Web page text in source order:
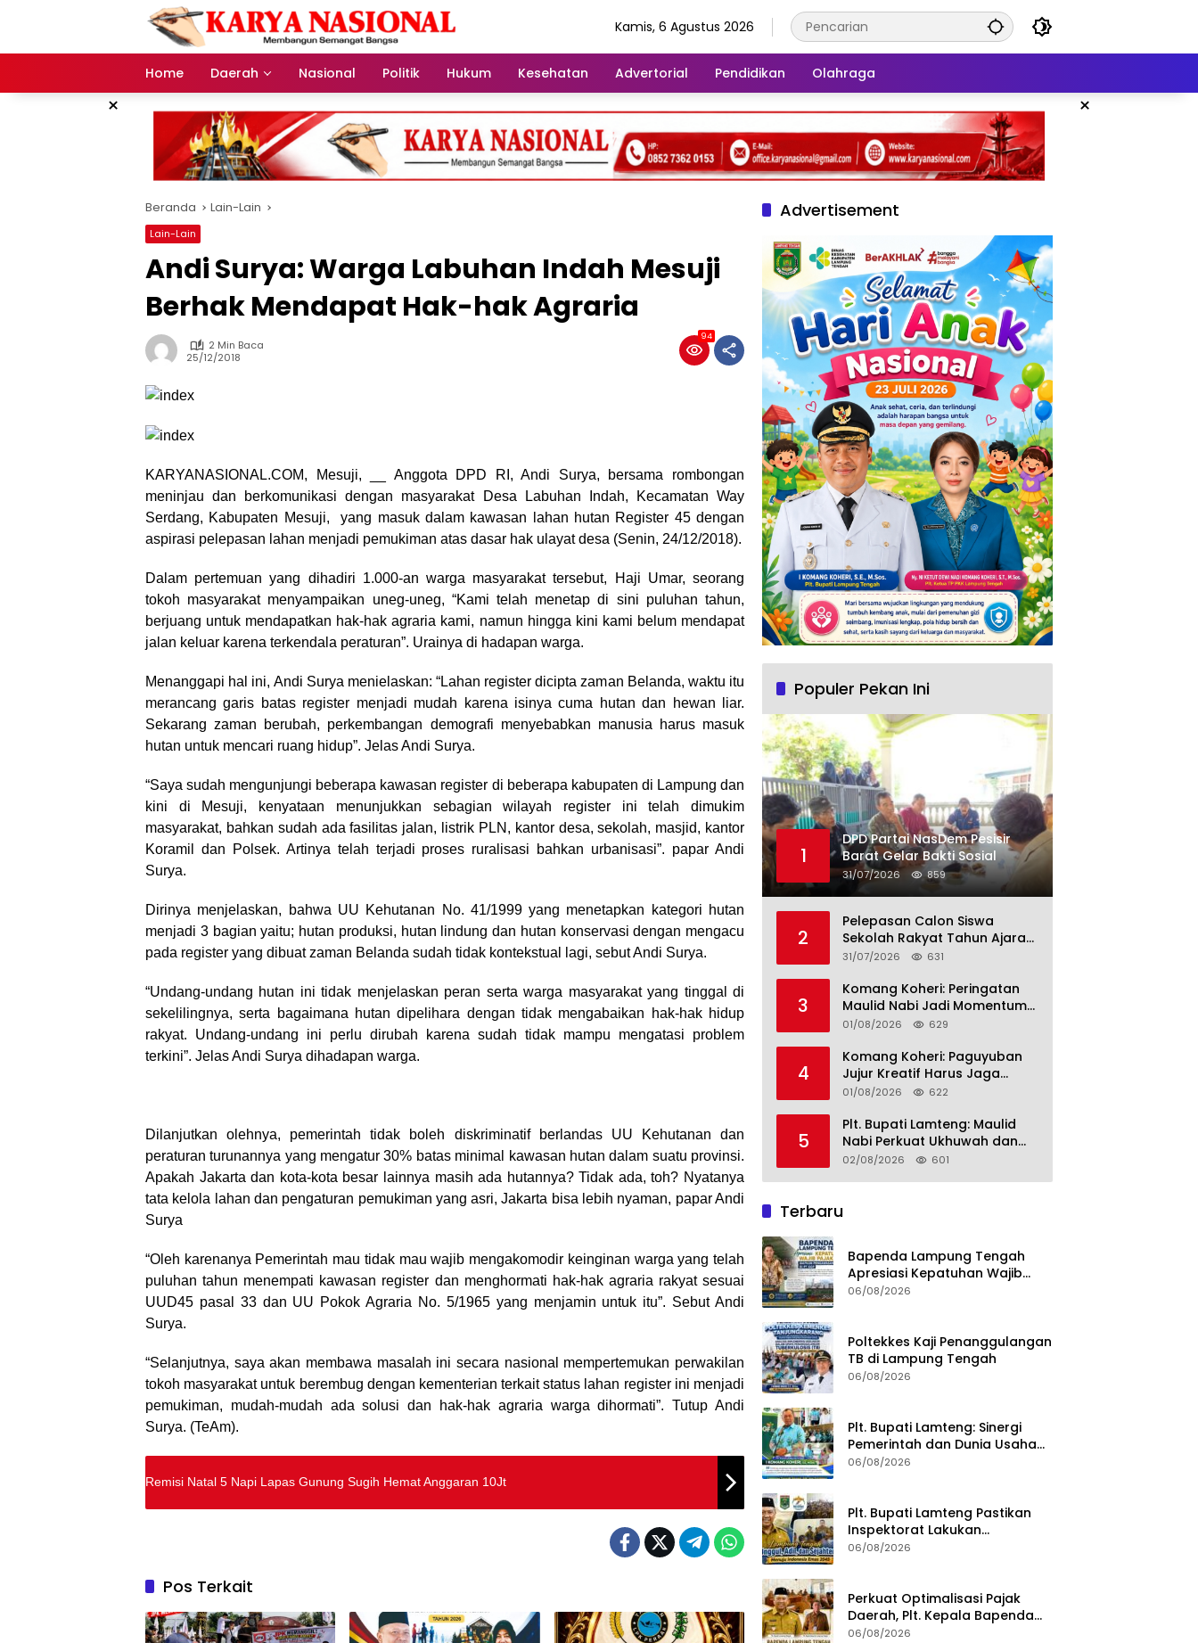
Kamis, 6 Agustus 2026
Home Daerah Nasional Politik Hukum Kesehatan Advertorial Pendidikan Olahraga
× ×
Beranda Lain-Lain
Lain-Lain
Andi Surya: Warga Labuhan Indah Mesuji
Berhak Mendapat Hak-hak Agraria
2 Min Baca
25/12/2018
94
KARYANASIONAL.COM, Mesuji, __ Anggota DPD RI, Andi Surya, bersama rombongan
meninjau dan berkomunikasi dengan masyarakat Desa Labuhan Indah, Kecamatan Way
Serdang, Kabupaten Mesuji, yang masuk dalam kawasan lahan hutan Register 45 dengan
aspirasi pelepasan lahan menjadi pemukiman atas dasar hak ulayat desa (Senin, 24/12/2018).
Dalam pertemuan yang dihadiri 1.000-an warga masyarakat tersebut, Haji Umar, seorang
tokoh masyarakat menyampaikan uneg-uneg, “Kami telah menetap di sini puluhan tahun,
berjuang untuk mendapatkan hak-hak agraria kami, namun hingga kini kami belum mendapat
jalan keluar karena terkendala peraturan”. Urainya di hadapan warga.
Menanggapi hal ini, Andi Surya menielaskan: “Lahan register dicipta zaman Belanda, waktu itu
merancang garis batas register menjadi mudah karena isinya cuma hutan dan hewan liar.
Sekarang zaman berubah, perkembangan demografi menyebabkan manusia harus masuk
hutan untuk mencari ruang hidup”. Jelas Andi Surya.
“Saya sudah mengunjungi beberapa kawasan register di beberapa kabupaten di Lampung dan
kini di Mesuji, kenyataan menunjukkan sebagian wilayah register ini telah dimukim
masyarakat, bahkan sudah ada fasilitas jalan, listrik PLN, kantor desa, sekolah, masjid, kantor
Koramil dan Polsek. Artinya telah terjadi proses ruralisasi bahkan urbanisasi”. papar Andi
Surya.
Dirinya menjelaskan, bahwa UU Kehutanan No. 41/1999 yang menetapkan kategori hutan
menjadi 3 bagian yaitu; hutan produksi, hutan lindung dan hutan konservasi dengan mengacu
pada register yang dibuat zaman Belanda sudah tidak kontekstual lagi, sebut Andi Surya.
“Undang-undang hutan ini tidak menjelaskan peran serta warga masyarakat yang tinggal di
sekelilingnya, serta bagaimana hutan dipelihara dengan tidak mengabaikan hak-hak hidup
rakyat. Undang-undang ini perlu dirubah karena sudah tidak mampu mengatasi problem
terkini”. Jelas Andi Surya dihadapan warga.
Dilanjutkan olehnya, pemerintah tidak boleh diskriminatif berlandas UU Kehutanan dan
peraturan turunannya yang mengatur 30% batas minimal kawasan hutan dalam suatu provinsi.
Apakah Jakarta dan kota-kota besar lainnya masih ada hutannya? Tidak ada, toh? Nyatanya
tata kelola lahan dan pengaturan pemukiman yang asri, Jakarta bisa lebih nyaman, papar Andi
Surya
“Oleh karenanya Pemerintah mau tidak mau wajib mengakomodir keinginan warga yang telah
puluhan tahun menempati kawasan register dan menghormati hak-hak agraria rakyat sesuai
UUD45 pasal 33 dan UU Pokok Agraria No. 5/1965 yang menjamin untuk itu”. Sebut Andi
Surya.
“Selanjutnya, saya akan membawa masalah ini secara nasional mempertemukan perwakilan
tokoh masyarakat untuk berembug dengan kementerian terkait status lahan register ini menjadi
pemukiman, mudah-mudah ada solusi dan hak-hak agraria warga dihormati”. Tutup Andi
Surya. (TeAm).
Remisi Natal 5 Napi Lapas Gunung Sugih Hemat Anggaran 10Jt
Pos Terkait
Advertisement
Populer Pekan Ini
1
DPD Partai NasDem Pesisir
Barat Gelar Bakti Sosial
31/07/2026 859
2
Pelepasan Calon Siswa
Sekolah Rakyat Tahun Ajaran
2026–2027, Plt. Bupati
Hadirkan Pendidikan
Berkualitas
31/07/2026 631
3
Komang Koheri: Peringatan
Maulid Nabi Jadi Momentum
Perkuat Ukhuwah Umat di
01/08/2026 629
4
Komang Koheri: Paguyuban
Jujur Kreatif Harus Jaga
Persatuan untuk Kemajuan
01/08/2026 622
5
Plt. Bupati Lamteng: Maulid
Nabi Perkuat Ukhuwah dan
Jaga Kerukunan Umat
02/08/2026 601
Terbaru
Bapenda Lampung Tengah
Apresiasi Kepatuhan Wajib
Pajak, Siapkan Pengawasan
06/08/2026
Poltekkes Kaji Penanggulangan
TB di Lampung Tengah
06/08/2026
Plt. Bupati Lamteng: Sinergi
Pemerintah dan Dunia Usaha
Kunci Pembangunan
06/08/2026
Plt. Bupati Lamteng Pastikan
Inspektorat Lakukan
Pemeriksaan Akhir Masa
06/08/2026
Perkuat Optimalisasi Pajak
Daerah, Plt. Kepala Bapenda
Lampung Tengah Minta Seluruh
06/08/2026